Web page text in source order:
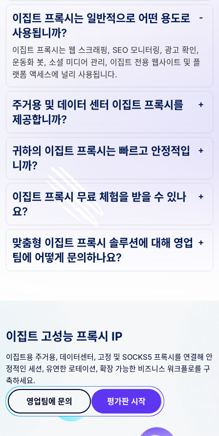
이집트 프록시는 일반적으로 어떤 용도로
사용됩니까?
이집트 프록시는 웹 스크래핑, SEO 모니터링, 광고 확인,
운동화 봇, 소셜 미디어 관리, 이집트 전용 웹사이트 및 플
랫폼 액세스에 널리 사용됩니다.
주거용 및 데이터 센터 이집트 프록시를
제공합니까?
귀하의 이집트 프록시는 빠르고 안정적입
니까?
이집트 프록시 무료 체험을 받을 수 있나
요?
맞춤형 이집트 프록시 솔루션에 대해 영업
팀에 어떻게 문의하나요?
이집트 고성능 프록시 IP
이집트용 주거용, 데이터센터, 고정 및 SOCKS5 프록시를 연결해 안
정적인 세션, 유연한 로테이션, 확장 가능한 비즈니스 워크플로를 구
축하세요.
영업팀에 문의 평가판 시작